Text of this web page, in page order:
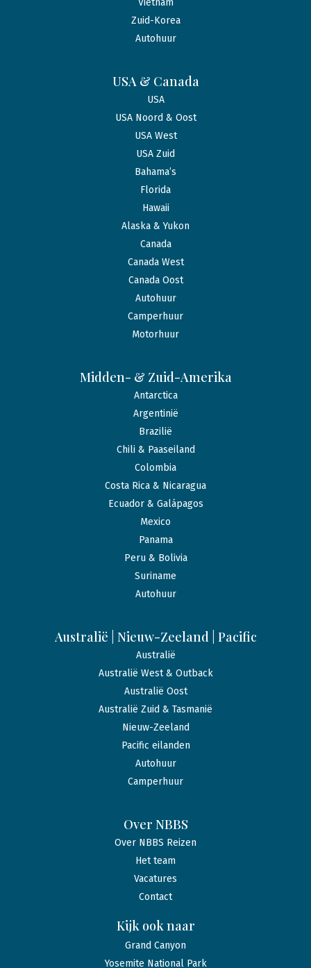
Zuid-Korea
Autohuur
USA & Canada
USA
USA Noord & Oost
USA West
USA Zuid
Bahama’s
Florida
Hawaii
Alaska & Yukon
Canada
Canada West
Canada Oost
Autohuur
Camperhuur
Motorhuur
Midden- & Zuid-Amerika
Antarctica
Argentinië
Brazilië
Chili & Paaseiland
Colombia
Costa Rica & Nicaragua
Ecuador & Galápagos
Mexico
Panama
Peru & Bolivia
Suriname
Autohuur
Australië | Nieuw-Zeeland | Pacific
Australië
Australië West & Outback
Australië Oost
Australië Zuid & Tasmanië
Nieuw-Zeeland
Pacific eilanden
Autohuur
Camperhuur
Over NBBS
Over NBBS Reizen
Het team
Vacatures
Contact
Kijk ook naar
Grand Canyon
Yosemite National Park